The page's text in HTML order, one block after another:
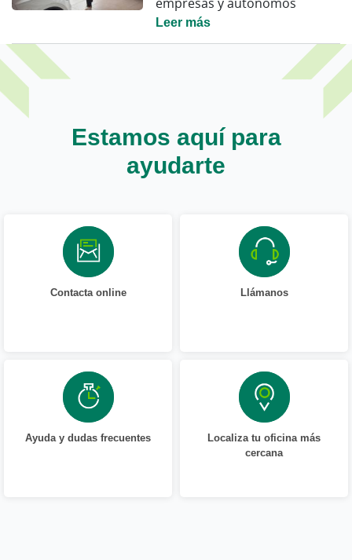
Leer más
Estamos aquí para
ayudarte
Contacta online Llámanos
Ayuda y dudas frecuentes
Localiza tu oficina más
cercana